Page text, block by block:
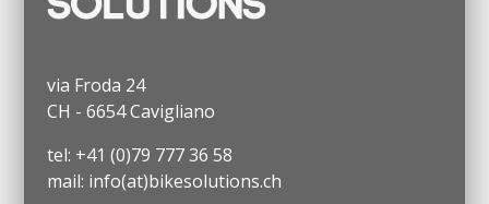
via Froda 24
CH - 6654 Cavigliano
tel: +41 (0)79 777 36 58
mail: info(at)bikesolutions.ch